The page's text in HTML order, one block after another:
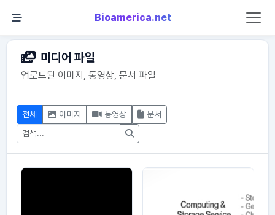
Bioamerica.net
미디어 파일
업로드된 이미지, 동영상, 문서 파일
전체 이미지 동영상 문서